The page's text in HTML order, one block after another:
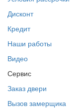
Дисконт
Кредит
Наши работы
Видео
Сервис
Заказ двери
Вызов замерщика